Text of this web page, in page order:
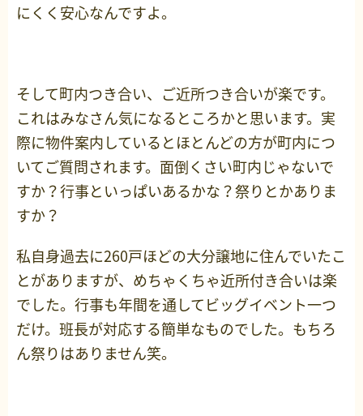
にくく安心なんですよ。
そして町内つき合い、ご近所つき合いが楽です。
これはみなさん気になるところかと思います。実
際に物件案内しているとほとんどの方が町内につ
いてご質問されます。面倒くさい町内じゃないで
すか？行事といっぱいあるかな？祭りとかありま
すか？
私自身過去に260戸ほどの大分譲地に住んでいたこ
とがありますが、めちゃくちゃ近所付き合いは楽
でした。行事も年間を通してビッグイベント一つ
だけ。班長が対応する簡単なものでした。もちろ
ん祭りはありません笑。